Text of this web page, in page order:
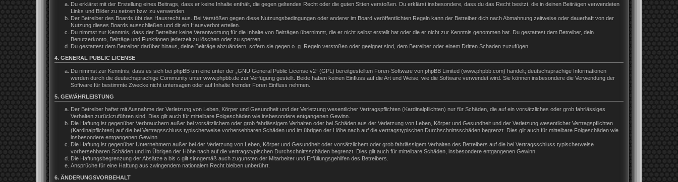
Du erklärst mit der Erstellung eines Beitrags, dass er keine Inhalte enthält, die gegen geltendes Recht oder die guten Sitten verstoßen. Du erklärst insbesondere, dass du das Recht besitzt, die in deinen Beiträgen verwendeten
Links und Bilder zu setzen bzw. zu verwenden.
Der Betreiber des Boards übt das Hausrecht aus. Bei Verstößen gegen diese Nutzungsbedingungen oder anderer im Board veröffentlichten Regeln kann der Betreiber dich nach Abmahnung zeitweise oder dauerhaft von der
Nutzung dieses Boards ausschließen und dir ein Hausverbot erteilen.
Du nimmst zur Kenntnis, dass der Betreiber keine Verantwortung für die Inhalte von Beiträgen übernimmt, die er nicht selbst erstellt hat oder die er nicht zur Kenntnis genommen hat. Du gestattest dem Betreiber, dein
Benutzerkonto, Beiträge und Funktionen jederzeit zu löschen oder zu sperren.
Du gestattest dem Betreiber darüber hinaus, deine Beiträge abzuändern, sofern sie gegen o. g. Regeln verstoßen oder geeignet sind, dem Betreiber oder einem Dritten Schaden zuzufügen.
4. GENERAL PUBLIC LICENSE
Du nimmst zur Kenntnis, dass es sich bei phpBB um eine unter der „ GNU General Public License v2“ (GPL) bereitgestellten Foren-Software von phpBB Limited (www.phpbb.com) handelt; deutschsprachige Informationen
werden durch die deutschsprachige Community unter www.phpbb.de zur Verfügung gestellt. Beide haben keinen Einfluss auf die Art und Weise, wie die Software verwendet wird. Sie können insbesondere die Verwendung der
Software für bestimmte Zwecke nicht untersagen oder auf Inhalte fremder Foren Einfluss nehmen.
5. GEWÄHRLEISTUNG
Der Betreiber haftet mit Ausnahme der Verletzung von Leben, Körper und Gesundheit und der Verletzung wesentlicher Vertragspflichten (Kardinalpflichten) nur für Schäden, die auf ein vorsätzliches oder grob fahrlässiges
Verhalten zurückzuführen sind. Dies gilt auch für mittelbare Folgeschäden wie insbesondere entgangenen Gewinn.
Die Haftung ist gegenüber Verbrauchern außer bei vorsätzlichem oder grob fahrlässigem Verhalten oder bei Schäden aus der Verletzung von Leben, Körper und Gesundheit und der Verletzung wesentlicher Vertragspflichten
(Kardinalpflichten) auf die bei Vertragsschluss typischerweise vorhersehbaren Schäden und im übrigen der Höhe nach auf die vertragstypischen Durchschnittsschäden begrenzt. Dies gilt auch für mittelbare Folgeschäden wie
insbesondere entgangenen Gewinn.
Die Haftung ist gegenüber Unternehmern außer bei der Verletzung von Leben, Körper und Gesundheit oder vorsätzlichem oder grob fahrlässigem Verhalten des Betreibers auf die bei Vertragsschluss typischerweise
vorhersehbaren Schäden und im Übrigen der Höhe nach auf die vertragstypischen Durchschnittsschäden begrenzt. Dies gilt auch für mittelbare Schäden, insbesondere entgangenen Gewinn.
Die Haftungsbegrenzung der Absätze a bis c gilt sinngemäß auch zugunsten der Mitarbeiter und Erfüllungsgehilfen des Betreibers.
Ansprüche für eine Haftung aus zwingendem nationalem Recht bleiben unberührt.
6. ÄNDERUNGSVORBEHALT